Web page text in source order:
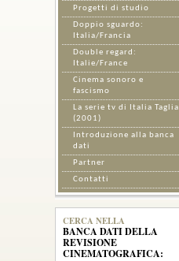
Progetti di studio
Doppio sguardo:
Italia/Francia
Double regard:
Italie/France
Cinema sonoro e
fascismo
La serie tv di Italia Taglia
(2001)
Introduzione alla banca
dati
Partner
Contatti
CERCA NELLA
BANCA DATI DELLA
REVISIONE
CINEMATOGRAFICA: